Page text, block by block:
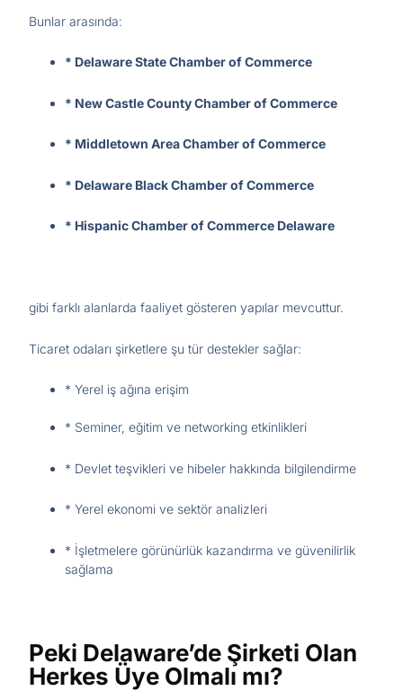
Bunlar arasında:
* Delaware State Chamber of Commerce
* New Castle County Chamber of Commerce
* Middletown Area Chamber of Commerce
* Delaware Black Chamber of Commerce
* Hispanic Chamber of Commerce Delaware
gibi farklı alanlarda faaliyet gösteren yapılar mevcuttur.
Ticaret odaları şirketlere şu tür destekler sağlar:
* Yerel iş ağına erişim
* Seminer, eğitim ve networking etkinlikleri
* Devlet teşvikleri ve hibeler hakkında bilgilendirme
* Yerel ekonomi ve sektör analizleri
* İşletmelere görünürlük kazandırma ve güvenilirlik
sağlama
Peki Delaware’de Şirketi Olan
Herkes Üye Olmalı mı?